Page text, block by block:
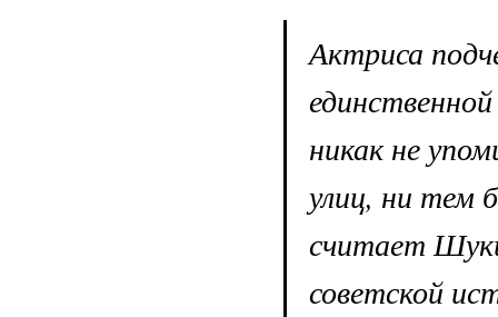
Актриса
никак не
улиц, ни тем
считает
советской